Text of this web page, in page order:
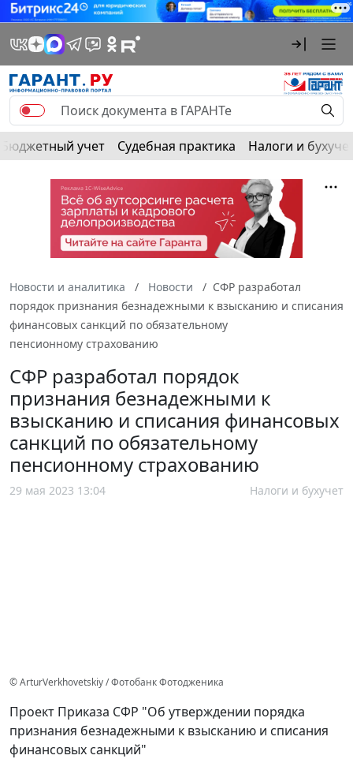
Бюджетный учет Судебная практика Налоги и
Новости и аналитика Новости
СФР разработал
порядок признания безнадежными к взысканию и списания
финансовых санкций по обязательному
пенсионному страхованию
СФР разработал порядок
признания безнадежными к
взысканию и списания финансовых
санкций по обязательному
пенсионному страхованию
29 мая 2023 13:04 Налоги и бухучет
© ArturVerkhovetskiy / Фотобанк Фотодженика
Проект Приказа СФР "Об утверждении порядка
признания безнадежными к взысканию и списания
финансовых санкций"